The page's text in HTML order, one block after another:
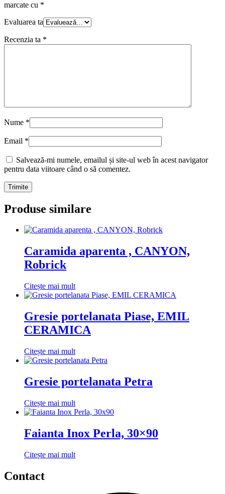
marcate cu *
Evaluarea ta
Recenzia ta *
Nume *
Email *
Salvează-mi numele, emailul și site-ul web în acest navigator
pentru data viitoare când o să comentez.
Produse similare
Caramida aparenta , CANYON,
Robrick
Citește mai mult
Gresie portelanata Piase, EMIL
CERAMICA
Citește mai mult
Gresie portelanata Petra
Citește mai mult
Faianta Inox Perla, 30×90
Citește mai mult
Contact